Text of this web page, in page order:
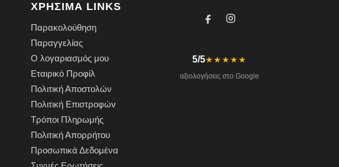
ΧΡΗΣΙΜΑ LINKS
Παρακολούθηση
Παραγγελίας
Ο λογαριασμός μου
Εταιρικό Προφίλ
Πολιτική Αποστολών
Πολιτική Επιστροφών
Τρόποι Πληρωμής
Πολιτική Απορρήτου
Προσωπικά Δεδομένα
5/5★★★★★
αξιολογήσεις στο Google